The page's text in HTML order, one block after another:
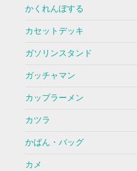
かくれんぼする
カセットデッキ
ガソリンスタンド
ガッチャマン
カップラーメン
カツラ
かばん・バッグ
カメ